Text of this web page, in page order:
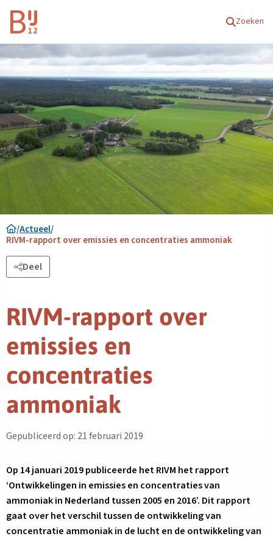
Homepagina Zoeken
/Actueel/
RIVM-rapport over emissies en concentraties ammoniak
Deel
RIVM-rapport over
emissies en
concentraties
ammoniak
Gepubliceerd op: 21 februari 2019
Op 14 januari 2019 publiceerde het RIVM het rapport
‘Ontwikkelingen in emissies en concentraties van
ammoniak in Nederland tussen 2005 en 2016’. Dit rapport
gaat over het verschil tussen de ontwikkeling van
concentratie ammoniak in de lucht en de ontwikkeling van